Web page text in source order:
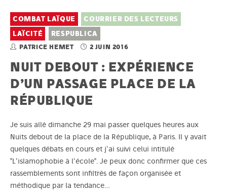
COMBAT LAÏQUE
COURRIER DES LECTEURS
LAÏCITÉ
RESPUBLICA
PATRICE HEMET 2 JUIN 2016
NUIT DEBOUT : EXPÉRIENCE
D’UN PASSAGE PLACE DE LA
RÉPUBLIQUE
Je suis allé dimanche 29 mai passer quelques heures aux
Nuits debout de la place de la République, à Paris. Il y avait
quelques débats en cours et j'ai suivi celui intitulé
"L'islamophobie à l'école". Je peux donc confirmer que ces
rassemblements sont infiltrés de façon organisée et
méthodique par la tendance…